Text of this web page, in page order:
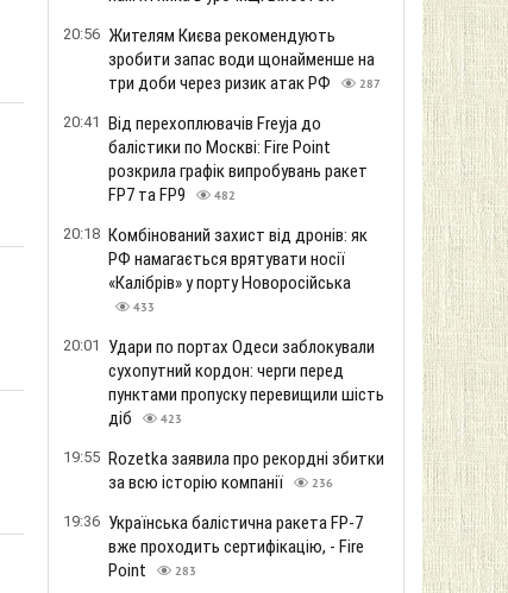
20:56 Жителям Києва рекомендують
зробити запас води щонайменше на
три доби через ризик атак РФ
287
20:41 Від перехоплювачів Freyja до
балістики по Москві: Fire Point
розкрила графік випробувань ракет
FP7 та FP9
482
20:18 Комбінований захист від дронів: як
РФ намагається врятувати носії
«Калібрів» у порту Новоросійська
433
20:01
Удари по портах Одеси заблокували
сухопутний кордон: черги перед
пунктами пропуску перевищили шість
діб
423
19:55 Rozetka заявила про рекордні збитки
за всю історію компанії
236
19:36 Українська балістична ракета FP-7
вже проходить сертифікацію, - Fire
Point
283